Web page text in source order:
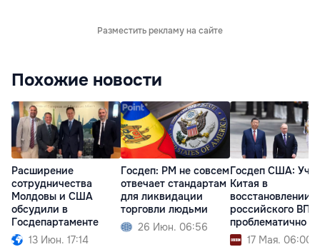
Разместить рекламу на сайте
Похожие новости
Расширение
сотрудничества
Молдовы и США
обсудили в
Госдепартаменте
13 Июн. 17:14
Госдеп: РМ не совсем
отвечает стандартам
для ликвидации
торговли людьми
26 Июн. 06:56
Госдеп США:
Китая в
восстановлении
российского ВПК
проблематично
17 Мая. 06:00